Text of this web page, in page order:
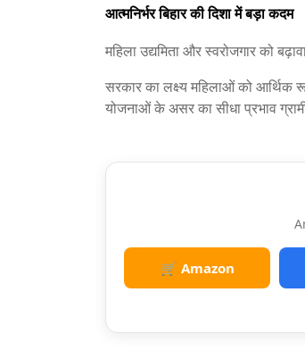
आत्मनिर्भर बिहार की दिशा में बड़ा कदम
महिला उद्यमिता और स्वरोजगार को
सरकार का लक्ष्य महिलाओं को आर्थिक
योजनाओं के असर का सीधा प्रभाव
🛒 Amazon